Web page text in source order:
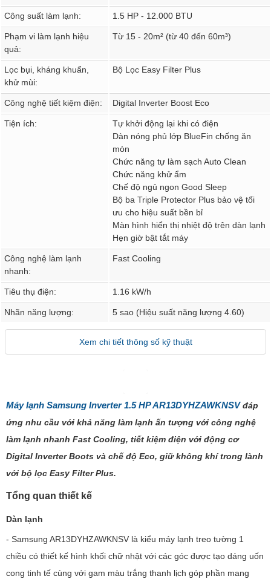
Công suất làm lạnh: 1.5 HP - 12.000 BTU
Phạm vi làm lạnh hiệu
quả:
Từ 15 - 20m² (từ 40 đến 60m³)
Lọc bụi, kháng khuẩn,
khử mùi:
Bộ Lọc Easy Filter Plus
Công nghệ tiết kiệm điện: Digital Inverter Boost Eco
Tiện ích:
Tự khởi động lại khi có điện
Dàn nóng phủ lớp BlueFin chống ăn
mòn
Chức năng tự làm sạch Auto Clean
Chức năng khử ẩm
Chế độ ngủ ngon Good Sleep
Bộ ba Triple Protector Plus bảo vệ tối
ưu cho hiệu suất bền bỉ
Màn hình hiển thị nhiệt độ trên dàn lạnh
Hẹn giờ bật tắt máy
Công nghệ làm lạnh
nhanh:
Fast Cooling
Tiêu thụ điện: 1.16 kW/h
Nhãn năng lượng: 5 sao (Hiệu suất năng lượng 4.60)
Xem chi tiết thông số kỹ thuật
Máy lạnh Samsung Inverter 1.5 HP AR13DYHZAWKNSVđáp
ứng nhu cầu với khả năng làm lạnh ấn tượng với công nghệ
làm lạnh nhanh Fast Cooling, tiết kiệm điện với động cơ
Digital Inverter Boots và chế độ Eco, giữ không khí trong lành
với bộ lọc Easy Filter Plus.
Tổng quan thiết kế
Dàn lạnh
- Samsung AR13DYHZAWKNSV là kiểu máy lạnh treo tường 1
chiều có thiết kế hình khối chữ nhật với các góc được tạo dáng uốn
cong tinh tế cùng với gam màu trắng thanh lịch góp phần mang